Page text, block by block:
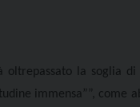
la soglia di
immensa””, come